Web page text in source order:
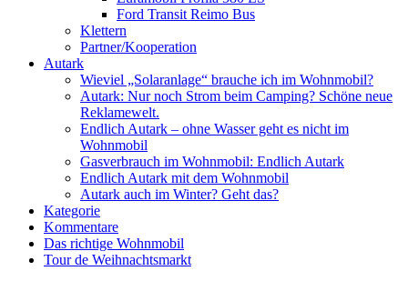
Ford Transit Reimo Bus
Klettern
Partner/Kooperation
Autark
Wieviel „Solaranlage“ brauche ich im Wohnmobil?
Autark: Nur noch Strom beim Camping? Schöne neue
Reklamewelt.
Endlich Autark – ohne Wasser geht es nicht im
Wohnmobil
Gasverbrauch im Wohnmobil: Endlich Autark
Endlich Autark mit dem Wohnmobil
Autark auch im Winter? Geht das?
Kategorie
Kommentare
Das richtige Wohnmobil
Tour de Weihnachtsmarkt